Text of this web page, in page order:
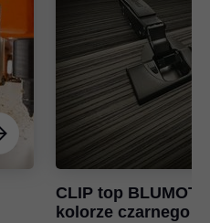
CLIP top
kolorze czarnego